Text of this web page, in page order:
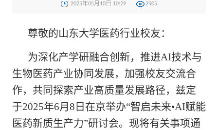
2025年05月10日 10:29 2505
尊敬的山东大学医药行业校友：
为深化产学研融合创新，推进AI技术与
生物医药产业协同发展，加强校友交流合
作，共同探索产业高质量发展路径，兹定
于2025年6月 8 日在京举办“智启未来•AI赋能
医药新质生产力”研讨会。现将有关事项通